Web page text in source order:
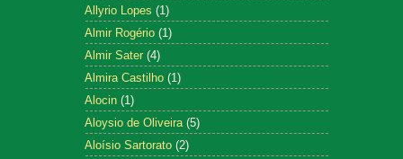
Allyrio Lopes (1)
Almir Rogério (1)
Almir Sater (4)
Almira Castilho (1)
Alocin (1)
Aloysio de Oliveira (5)
Aloísio Sartorato (2)